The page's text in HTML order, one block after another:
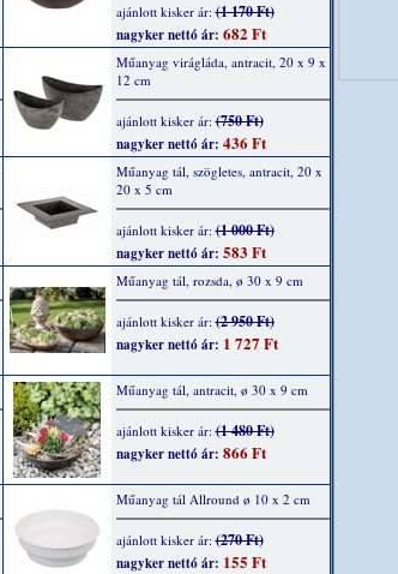
ajánlott kisker ár:(1 170 Ft)
nagyker nettó ár: 682 Ft
Műanyag virágláda, antracit, 20 x 9 x
12 cm
ajánlott kisker ár:(750 Ft)
nagyker nettó ár: 436 Ft
Műanyag tál, szögletes, antracit, 20 x
20 x 5 cm
ajánlott kisker ár:(1 000 Ft)
nagyker nettó ár: 583 Ft
Műanyag tál, rozsda, ø 30 x 9 cm
ajánlott kisker ár:(2 950 Ft)
nagyker nettó ár: 1 727 Ft
Műanyag tál, antracit, ø 30 x 9 cm
ajánlott kisker ár:(1 480 Ft)
nagyker nettó ár: 866 Ft
Műanyag tál Allround ø 10 x 2 cm
ajánlott kisker ár:(270 Ft)
nagyker nettó ár: 155 Ft